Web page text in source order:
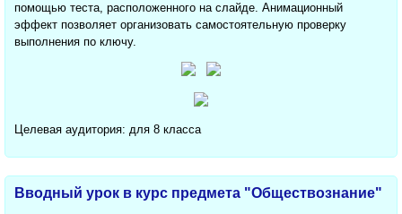
помощью теста, расположенного на слайде. Анимационный
эффект позволяет организовать самостоятельную проверку
выполнения по ключу.
Целевая аудитория: для 8 класса
Вводный урок в курс предмета "Обществознание"